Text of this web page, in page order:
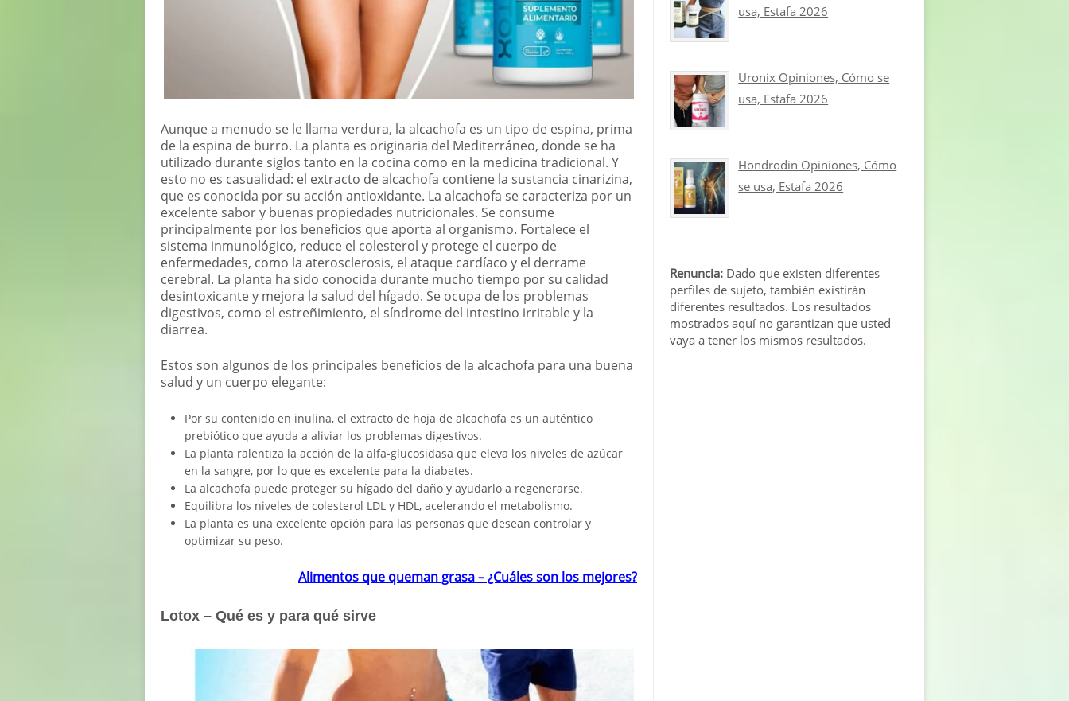
Aunque a menudo se le llama verdura, la alcachofa es un tipo de espina, prima
de la espina de burro. La planta es originaria del Mediterráneo, donde se ha
utilizado durante siglos tanto en la cocina como en la medicina tradicional. Y
esto no es casualidad: el extracto de alcachofa contiene la sustancia cinarizina,
que es conocida por su acción antioxidante. La alcachofa se caracteriza por un
excelente sabor y buenas propiedades nutricionales. Se consume
principalmente por los beneficios que aporta al organismo. Fortalece el
sistema inmunológico, reduce el colesterol y protege el cuerpo de
enfermedades, como la aterosclerosis, el ataque cardíaco y el derrame
cerebral. La planta ha sido conocida durante mucho tiempo por su calidad
desintoxicante y mejora la salud del hígado. Se ocupa de los problemas
digestivos, como el estreñimiento, el síndrome del intestino irritable y la
diarrea.
Estos son algunos de los principales beneficios de la alcachofa para una buena
salud y un cuerpo elegante:
Por su contenido en inulina, el extracto de hoja de alcachofa es un auténtico
prebiótico que ayuda a aliviar los problemas digestivos.
La planta ralentiza la acción de la alfa-glucosidasa que eleva los niveles de azúcar
en la sangre, por lo que es excelente para la diabetes.
La alcachofa puede proteger su hígado del daño y ayudarlo a regenerarse.
Equilibra los niveles de colesterol LDL y HDL, acelerando el metabolismo.
La planta es una excelente opción para las personas que desean controlar y
optimizar su peso.
Alimentos que queman grasa – ¿Cuáles son los mejores?
Lotox – Qué es y para qué sirve
usa, Estafa 2026
Uronix Opiniones, Cómo se
usa, Estafa 2026
Hondrodin Opiniones, Cómo
se usa, Estafa 2026
Renuncia: Dado que existen diferentes
perfiles de sujeto, también existirán
diferentes resultados. Los resultados
mostrados aquí no garantizan que usted
vaya a tener los mismos resultados.